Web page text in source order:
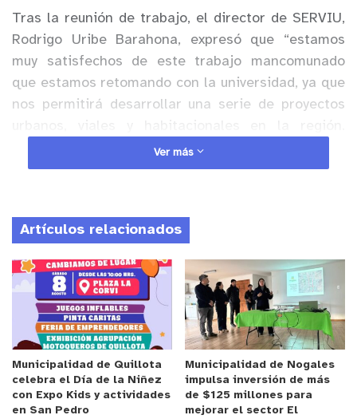
Tras la reunión de trabajo, el director de SERVIU,
Rodrigo Uribe Barahona, expresó que “estamos
muy satisfechos de este trabajo mancomunado
que estamos retomando con la universidad, ya que
nos permitirá desarrollar una serie de proyectos
Asimismo, trabajar en la intervención de
territorios desde una mirada social con
estudios que tienen que ver con el desarrollo, en
conjunto, de obras en espacios públicos que
beneficien a los miles de estudiantes y las
comunidades de la región”.
Anuncio Patrocinado
Por su parte, el rector de la PUCV, Nelson Vásquez,
indicó que “para la Pontificia Universidad Católica
de Valparaíso es muy importante contribuir al
Ver más
Artículos relacionados
Municipalidad de Quillota
celebra el Día de la Niñez
con Expo Kids y actividades
en San Pedro
Municipalidad de Nogales
impulsa inversión de más
de $125 millones para
mejorar el sector El